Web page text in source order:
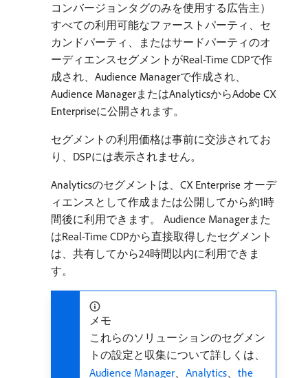
コンバージョンタグのみを使用する広告主）
すべての利用可能なファーストパーティ、セ
カンドパーティ、またはサードパーティのオ
ーディエンスセグメントがReal-Time CDPで作
成され、Audience Managerで作成され、
Audience ManagerまたはAnalyticsからAdobe CX
Enterpriseに公開されます。
セグメントの利用価格は事前に交渉されてお
り、DSPには表示されません。
Analyticsのセグメントは、CX Enterprise オーデ
ィエンスとして作成または公開してから約1時
間後に利用できます。 Audience Managerまた
はReal-Time CDPから直接取得したセグメント
は、共有してから24時間以内に利用できま
す。
メモ
これらのソリューションのセグメン
トの設定と収集について詳しくは、
Audience Manager、 Analytics、 the